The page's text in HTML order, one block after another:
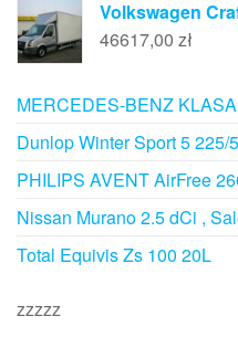
Volkswagen
46617,00 zł
MERCEDES-BENZ
Dunlop Winter Sport 5 225/
PHILIPS AVENT AirFree
Nissan Murano 2.5 dCi ,
Total Equivis Zs 100 20L
zzzzz